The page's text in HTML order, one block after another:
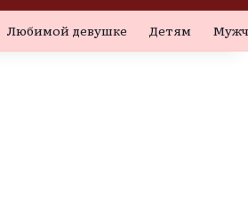
Любимой девушке Детям